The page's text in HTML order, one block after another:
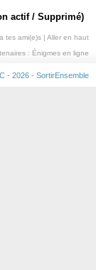
actif / Supprimé)
tes ami(e)s
Aller en haut
: Énigmes en ligne
- 2026 - SortirEnsemble